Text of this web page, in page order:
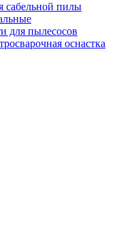
сабельной пилы
для пылесосов
оснастка